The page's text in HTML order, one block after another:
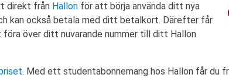
direkt från Hallon för att börja använda ditt nya
kan också betala med ditt betalkort. Därefter får
över ditt nuvarande nummer till ditt Hallon
. Med ett studentabonnemang hos Hallon får du